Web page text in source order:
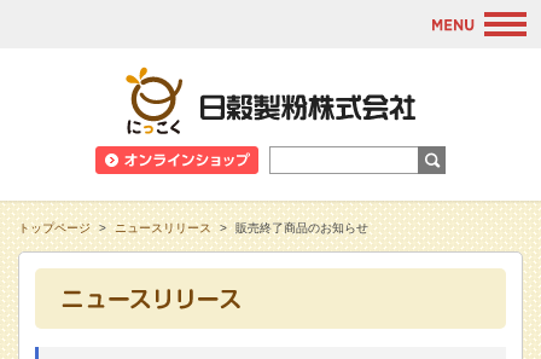
トップページ > ニュースリリース > 販売終了商品のお知らせ